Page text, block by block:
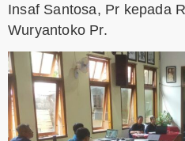
Insaf Santosa, Pr kepada
Wuryantoko Pr.